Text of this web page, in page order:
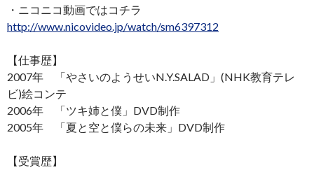
・ニコニコ動画ではコチラ
http://www.nicovideo.jp/watch/sm6397312
【仕事歴】
2007年 「やさいのようせいN.Y.SALAD」(NHK教育テレ
ビ)絵コンテ
2006年 「ツキ姉と僕」DVD制作
2005年 「夏と空と僕らの未来」DVD制作
【受賞歴】